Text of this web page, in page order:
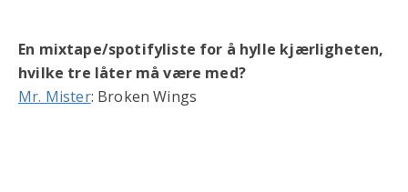
En mixtape/spotifyliste for å hylle kjærligheten,
hvilke tre låter må være med?
Mr. Mister: Broken Wings